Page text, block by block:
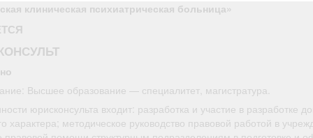
клиническая психиатрическая больница»
Высшее образование — специалитет, магистратура.
юрисконсульта входит: разработка и участие в разработке
характера; методическое руководство правовой работой в